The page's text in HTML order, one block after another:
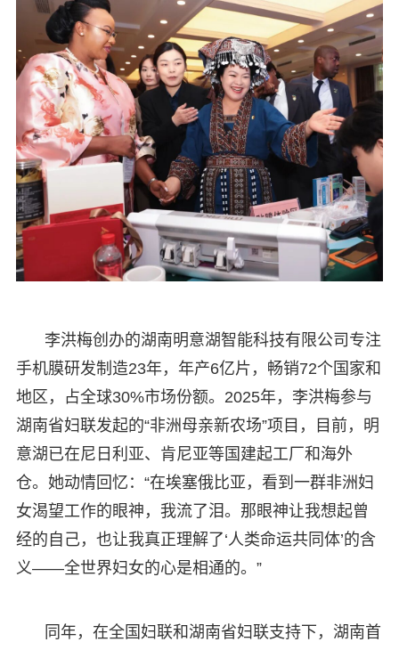
李洪梅创办的湖南明意湖智能科技有限公司专注
手机膜研发制造23年，年产6亿片，畅销72个国家和
地区，占全球30%市场份额。2025年，李洪梅参与
湖南省妇联发起的“非洲母亲新农场”项目，目前，明
意湖已在尼日利亚、肯尼亚等国建起工厂和海外
仓。她动情回忆：“在埃塞俄比亚，看到一群非洲妇
女渴望工作的眼神，我流了泪。那眼神让我想起曾
经的自己，也让我真正理解了‘人类命运共同体’的含
义——全世界妇女的心是相通的。”
同年，在全国妇联和湖南省妇联支持下，湖南首